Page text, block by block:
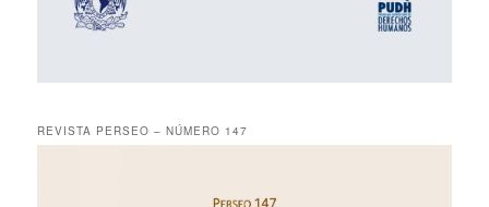
REVISTA PERSEO – NÚMERO 147